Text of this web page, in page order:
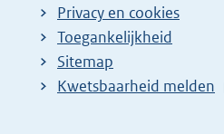
Privacy en cookies
Toegankelijkheid
Sitemap
E
Kwetsbaarheid melden